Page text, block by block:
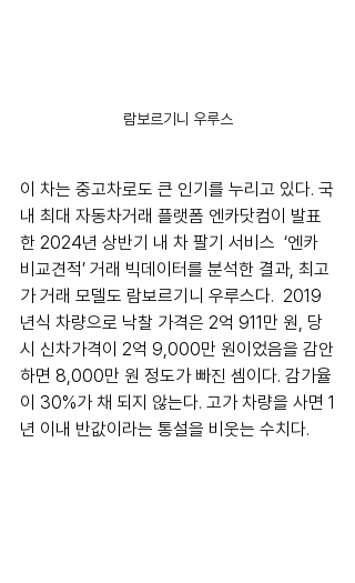
람보르기니 우루스
이 차는 중고차로도 큰 인기를 누리고 있다. 국
내 최대 자동차거래 플랫폼 엔카닷컴이 발표
한 2024년 상반기 내 차 팔기 서비스  ‘엔카
비교견적’ 거래 빅데이터를 분석한 결과, 최고
가 거래 모델도 람보르기니 우루스다.  2019
년식 차량으로 낙찰 가격은 2억 911만 원, 당
시 신차가격이 2억 9,000만 원이었음을 감안
하면 8,000만 원 정도가 빠진 셈이다. 감가율
이 30%가 채 되지 않는다. 고가 차량을 사면 1
년 이내 반값이라는 통설을 비웃는 수치다.